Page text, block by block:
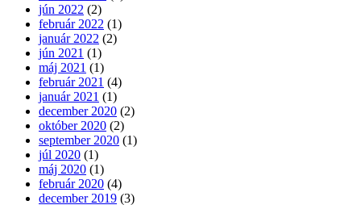
jún 2022 (2)
február 2022 (1)
január 2022 (2)
jún 2021 (1)
máj 2021 (1)
február 2021 (4)
január 2021 (1)
december 2020 (2)
október 2020 (2)
september 2020 (1)
júl 2020 (1)
máj 2020 (1)
február 2020 (4)
december 2019 (3)